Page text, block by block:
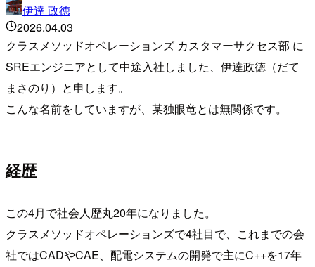
伊達 政徳
2026.04.03
クラスメソッドオペレーションズ カスタマーサクセス部 に
SREエンジニアとして中途入社しました、伊達政徳（だて
まさのり）と申します。
こんな名前をしていますが、某独眼竜とは無関係です。
経歴
この4月で社会人歴丸20年になりました。
クラスメソッドオペレーションズで4社目で、これまでの会
社ではCADやCAE、配電システムの開発で主にC++を17年